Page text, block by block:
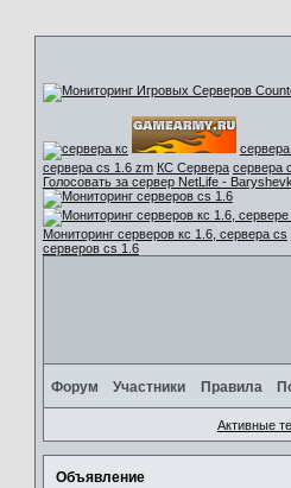
сервера cs 1.6 zm КС Сервера сервера
Голосовать за сервер NetLife -
Мониторинг серверов кс 1.6, сервера cs
серверов cs 1.6
Форум Участники Правила
Активные
Объявление